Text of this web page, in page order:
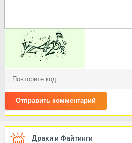
Отправить комментарий
Драки и Файтинги